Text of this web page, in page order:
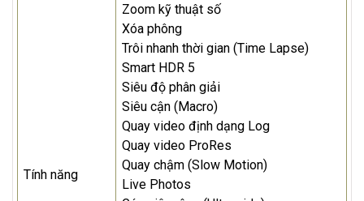
Tính năng
Zoom kỹ thuật số
Xóa phông
Trôi nhanh thời gian (Time Lapse)
Smart HDR 5
Siêu độ phân giải
Siêu cận (Macro)
Quay video định dạng Log
Quay video ProRes
Quay chậm (Slow Motion)
Live Photos